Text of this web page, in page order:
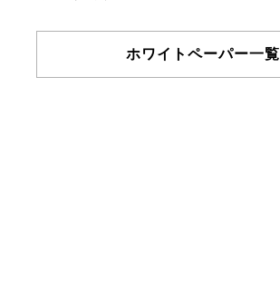
ホワイトペーパー一覧